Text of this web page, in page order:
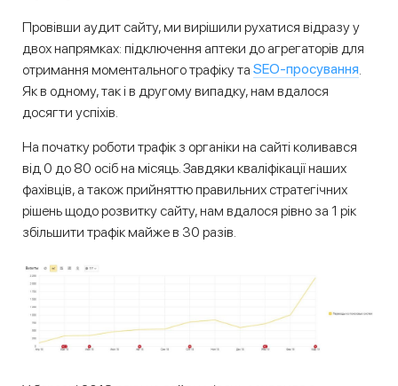
Провівши аудит сайту, ми вирішили рухатися відразу у
двох напрямках: підключення аптеки до агрегаторів для
отримання моментального трафіку та SEO-просування
Як в одному, так і в другому випадку, нам вдалося
досягти успіхів.
На початку роботи трафік з органіки на сайті коливався
від 0 до 80 осіб на місяць. Завдяки кваліфікації наших
фахівців, а також прийняттю правильних стратегічних
рішень щодо розвитку сайту, нам вдалося рівно за 1 рік
збільшити трафік майже в 30 разів.